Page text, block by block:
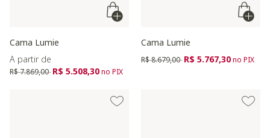
Cama Lumie
A partir de
Preço reduzido de
R$ 7.869,00 para
R$ 5.508,30no PIX
Cama Lumie
Preço reduzido de
R$ 8.679,00 para
R$ 5.767,30no PIX